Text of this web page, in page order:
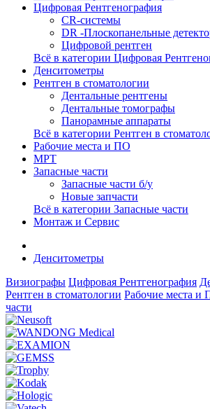
Цифровая Рентгенография
CR-системы
DR -Плоскопанельные
Цифровой рентген
Всё в категории Цифровая
Денситометры
Рентген в стоматологии
Дентальные рентгены
Дентальные томографы
Панорамные аппараты
Всё в категории Рентген в
Рабочие места и ПО
МРТ
Запасные части
Запасные части б/у
Новые запчасти
Всё в категории Запасные части
Монтаж и Сервис
Денситометры
Визиографы Цифровая Рентгенография
Рентген в стоматологии Рабочие места и
части